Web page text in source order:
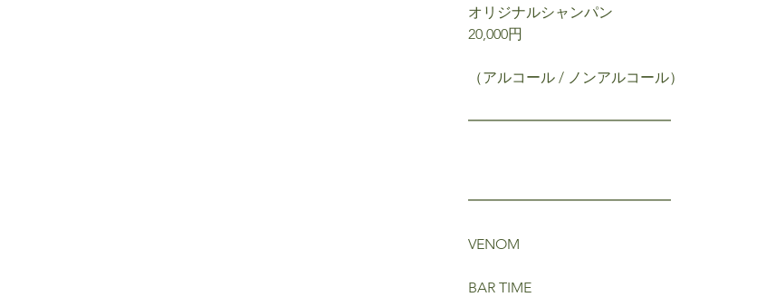
オリジナルシャンパン
20,000円
（アルコール / ノンアルコール）
━━━━━━━━━━━━━━
━━━━━━━━━━━━━━
VENOM
BAR TIME